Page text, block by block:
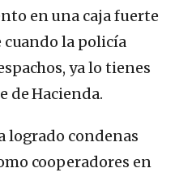
en una caja fuerte
cuando la policía
ya lo tienes
de Hacienda.
logrado condenas
cooperadores en